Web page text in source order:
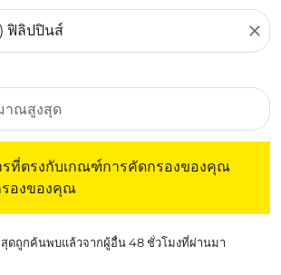
close
รที่ตรงกับเกณฑ์การคัดกรองของคุณ
รองของคุณ
ดถูกค้นพบแล้วจากผู้อื่น 48 ชั่วโมงที่ผ่านมา